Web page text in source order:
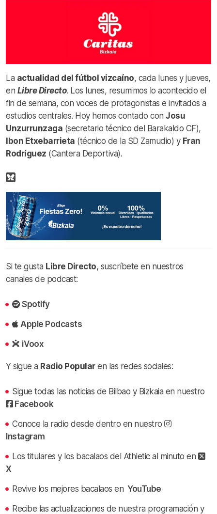
La actualidad del fútbol vizcaíno, cada lunes y jueves,
en Libre Directo. Los lunes, resumimos lo acontecido el
fin de semana, con voces de protagonistas e invitados a
estudios centrales. Hoy hemos contado con Josu
Unzurrunzaga (secretario técnico del Barakaldo CF),
Ibon Etxebarrieta (técnico de la SD Zamudio) y Fran
Rodríguez (Cantera Deportiva).
Si te gusta Libre Directo, suscríbete en nuestros
canales de podcast:
Spotify
Apple Podcasts
iVoox
Y sigue a Radio Popularen las redes sociales:
Sigue todas las noticias de Bilbao y Bizkaia en nuestro
Facebook
Conoce la radio desde dentro en nuestro
Instagram
Los titulares y los bacalaos del Athletic al minuto en
X
Revive los mejores bacalaos en YouTube
Recibe las actualizaciones de nuestra programación y